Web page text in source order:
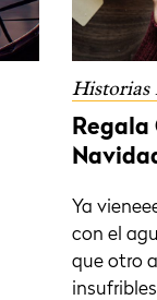
Historias
Ya
con el
que otro